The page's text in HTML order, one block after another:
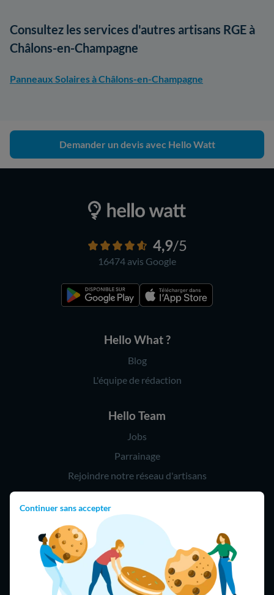
Continuer sans accepter
Consultez les services d'autres artisans RGE à
Châlons-en-Champagne
Panneaux Solaires à Châlons-en-Champagne
Demander un devis avec Hello Watt
4,9/5
16474 avis Google
Hello What ?
Blog
L'équipe de rédaction
Hello Team
Jobs
Parrainage
Rejoindre notre réseau d'artisans
Hello !
09 75 18 60 60
(8h-21h)
75018 Paris